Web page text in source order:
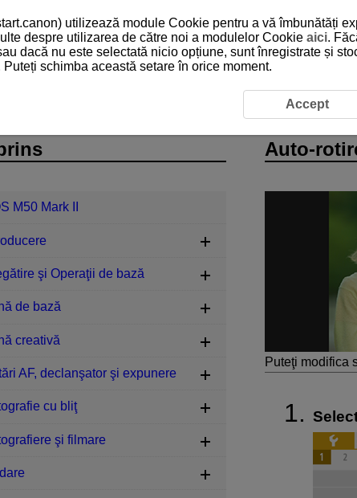
Mark II
Auto-
Puteţi modifica
M50 Mark II
şi Operaţii de bază
de bază
creativă
AF, declanşator şi expunere
cu bliţ
şi filmare
utilizează module Cookie pentru a vă îmbunătăți
despre utilizarea de către noi a modulelor Cookie aici.
dacă nu este selectată nicio opțiune, sunt înregistrate și
schimba această setare în orice moment.
Accept